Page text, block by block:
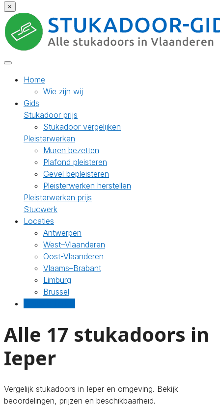
×
Home
Wie zijn wij
Gids
Stukadoor prijs
Stukadoor vergelijken
Pleisterwerken
Muren bezetten
Plafond pleisteren
Gevel bepleisteren
Pleisterwerken herstellen
Pleisterwerken prijs
Stucwerk
Locaties
Antwerpen
West–Vlaanderen
Oost-Vlaanderen
Vlaams–Brabant
Limburg
Brussel
Alle 17 stukadoors in
Ieper
Vergelijk stukadoors in Ieper en omgeving. Bekijk
beoordelingen, prijzen en beschikbaarheid.